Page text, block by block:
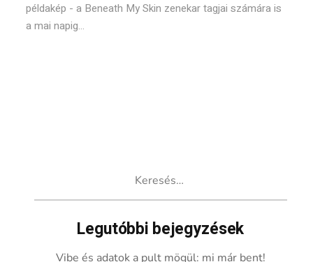
példakép - a Beneath My Skin zenekar tagjai számára is
a mai napig...
Legutóbbi bejegyzések
Vibe és adatok a pult mögül: mi már bent!